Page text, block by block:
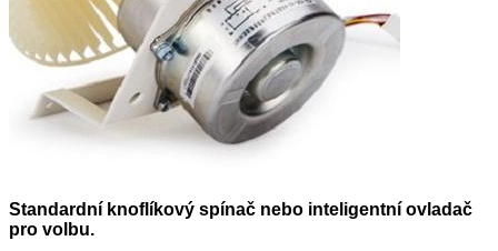
Standardní knoflíkový spínač nebo inteligentní ovladač
pro volbu.